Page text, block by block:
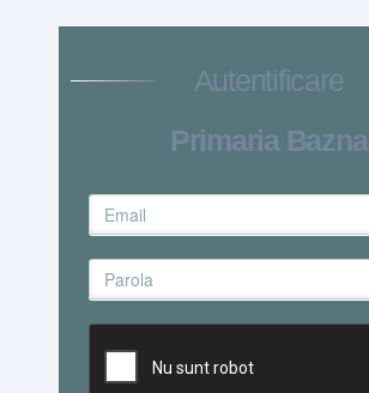
Autentificare
Primaria Bazna